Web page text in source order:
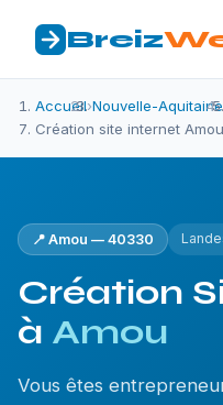
Breiz
Accueil›Nouvelle-Aquitaine
Création site internet Amou
📍 Amou — 40330
Création
à Amou
Vous êtes